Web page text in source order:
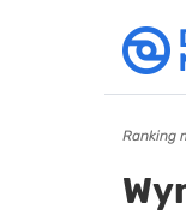
Ranking